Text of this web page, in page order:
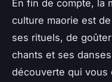
En fin de compte, la
culture maorie est
ses rituels, de
chants et ses
découverte qui vous